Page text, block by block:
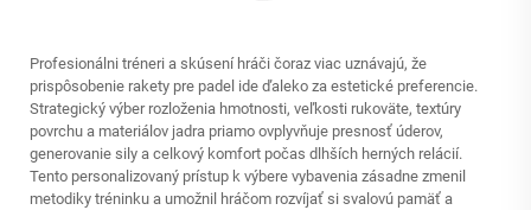
Profesionálni tréneri a skúsení hráči čoraz viac uznávajú, že
prispôsobenie rakety pre padel ide ďaleko za estetické preferencie.
Strategický výber rozloženia hmotnosti, veľkosti rukoväte, textúry
povrchu a materiálov jadra priamo ovplyvňuje presnosť úderov,
generovanie sily a celkový komfort počas dlhších herných relácií.
Tento personalizovaný prístup k výbere vybavenia zásadne zmenil
metodiky tréninku a umožnil hráčom rozvíjať si svalovú pamäť a